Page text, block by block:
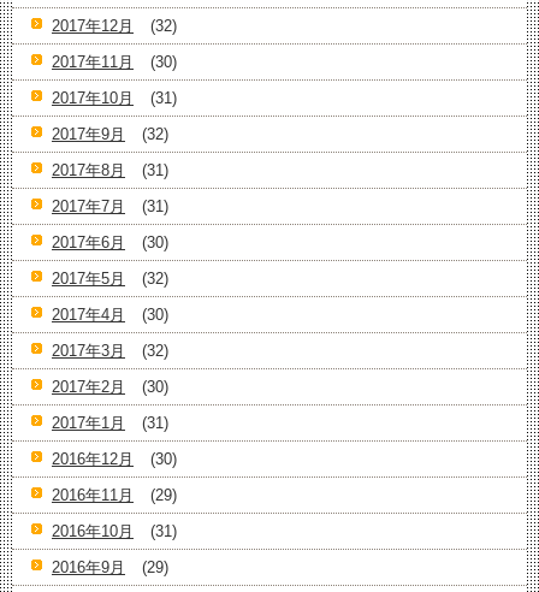
2017年12月
(32)
2017年11月
(30)
2017年10月
(31)
2017年9月
(32)
2017年8月
(31)
2017年7月
(31)
2017年6月
(30)
2017年5月
(32)
2017年4月
(30)
2017年3月
(32)
2017年2月
(30)
2017年1月
(31)
2016年12月
(30)
2016年11月
(29)
2016年10月
(31)
2016年9月
(29)